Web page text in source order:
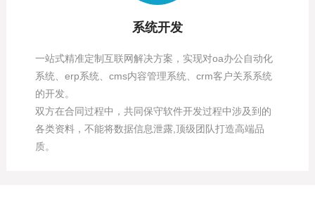
系统开发
一站式精准定制互联网解决方案，实现对oa办公自动化
系统、erp系统、cms内容管理系统、crm客户关系系统
的开发。
双方在合同过程中，共同保守软件开发过程中涉及到的
各类资料，不能将数据信息泄露,顶级团队打造高端品
质。